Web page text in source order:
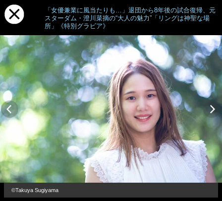
「女優兼業に風当たりも…」退団から8年後の試合復帰、元
スターダム・澄川菜摘の“大人の魅力”「リングは神聖な場
所」《特別グラビア》
©Takuya Sugiyama